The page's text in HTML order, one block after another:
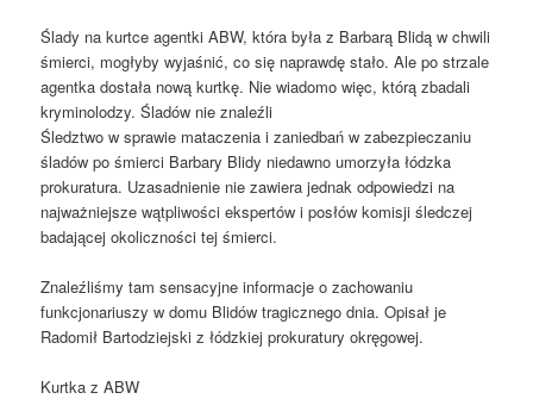
Ślady na kurtce agentki ABW, która była z Barbarą Blidą w chwili
śmierci, mogłyby wyjaśnić, co się naprawdę stało. Ale po strzale
agentka dostała nową kurtkę. Nie wiadomo więc, którą zbadali
kryminolodzy. Śladów nie znaleźli
Śledztwo w sprawie mataczenia i zaniedbań w zabezpieczaniu
śladów po śmierci Barbary Blidy niedawno umorzyła łódzka
prokuratura. Uzasadnienie nie zawiera jednak odpowiedzi na
najważniejsze wątpliwości ekspertów i posłów komisji śledczej
badającej okoliczności tej śmierci.
Znaleźliśmy tam sensacyjne informacje o zachowaniu
funkcjonariuszy w domu Blidów tragicznego dnia. Opisał je
Radomił Bartodziejski z łódzkiej prokuratury okręgowej.
Kurtka z ABW